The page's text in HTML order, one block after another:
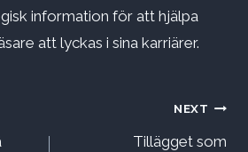
information för att hjälpa
att lyckas i sina karriärer.
NEXT
Tillägget som